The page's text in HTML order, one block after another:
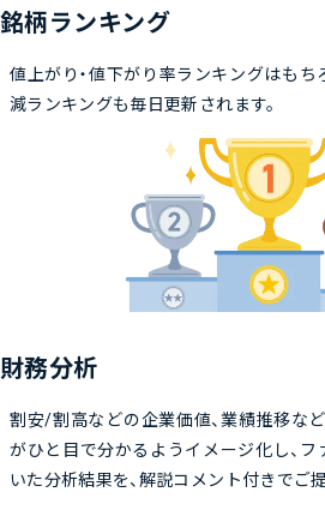
銘柄ランキング
値上がり・値下がり率ランキングはもち
減ランキングも毎日更新されます。
財務分析
割安/割高などの企業価値、業績推移な
がひと目で分かるようイメージ化し、
いた分析結果を、解説コメント付きでご